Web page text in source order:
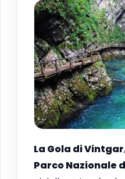
La Gola di Vintgar
Parco Nazionale